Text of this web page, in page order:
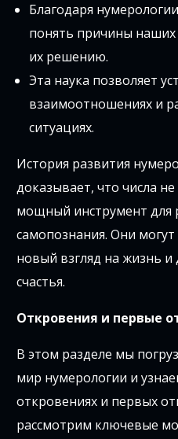
Благодаря
понять причины
их решению.
Эта наука позволяет
взаимоотношениях и
ситуациях.
История развития
доказывает, что числа
мощный инструмент для
самопознания. Они
новый взгляд на жизнь и
счастья.
Откровения и первые
В этом разделе мы
мир нумерологии и
откровениях и первых
рассмотрим ключевые